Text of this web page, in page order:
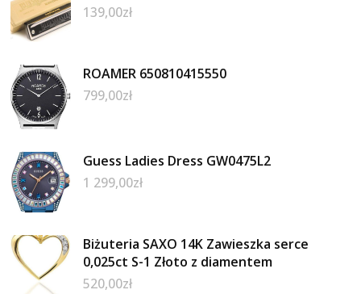
139,00zł
ROAMER 650810415550
799,00zł
Guess Ladies Dress GW0475L2
1 299,00zł
Biżuteria SAXO 14K Zawieszka serce
0,025ct S-1 Złoto z diamentem
520,00zł